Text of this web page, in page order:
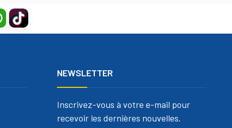
NEWSLETTER
Inscrivez-vous à votre e-mail pour
recevoir les dernières nouvelles.